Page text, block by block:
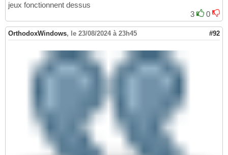
jeux fonctionnent dessus
3
0
OrthodoxWindows, le 23/08/2024 à 23h45 #92